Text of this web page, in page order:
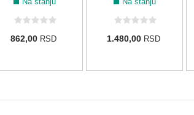
862,00 RSD 1.480,00 RSD